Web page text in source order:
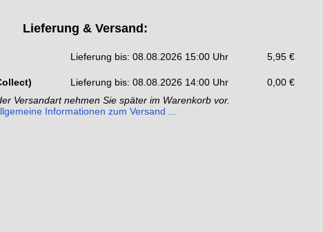
Lieferung & Versand:
Lieferung bis: 08.08.2026 15:00 Uhr 5,95 €
Lieferung bis: 08.08.2026 14:00 Uhr
0,00 €
Versandart nehmen Sie später im Warenkorb vor.
Informationen zum Versand ...